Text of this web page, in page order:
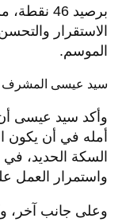
برصيد 46
الاستقرار
الموسم.
سيد عيسى المشرف
وأكد سيد عيسى
أمله في أن يكون
السكة الحديد،
واستمرار العمل
وعلى جانب آخر،